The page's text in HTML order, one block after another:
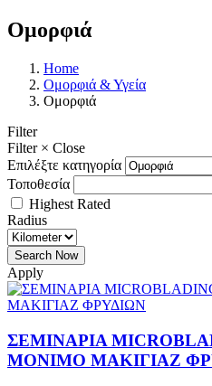
Ομορφιά
Home
Ομορφιά & Υγεία
Ομορφιά
Filter
Filter × Close
Επιλέξτε κατηγορία
Τοποθεσία
Highest Rated
Radius
Apply
ΣΕΜΙΝΑΡΙΑ
ΜΟΝΙΜΟ ΜΑΚΙΓΙΑΖ